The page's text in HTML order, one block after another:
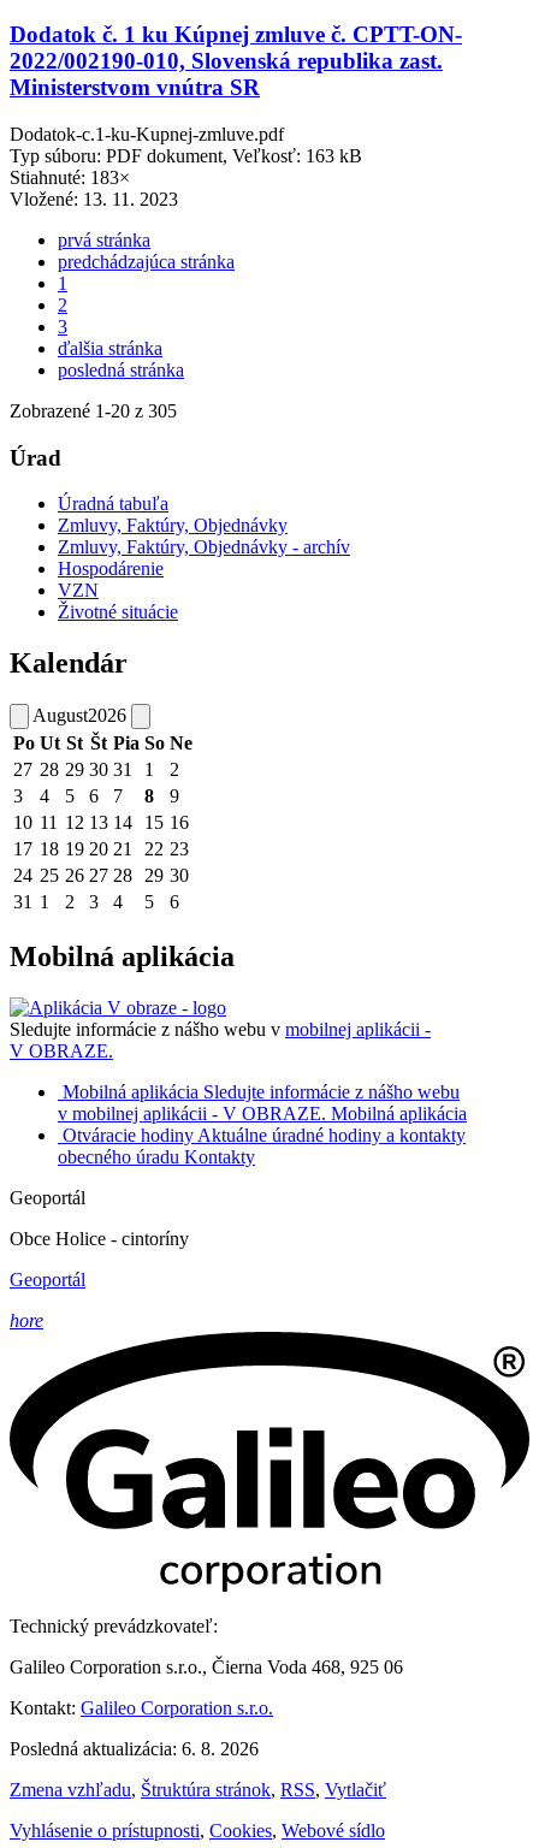
Dodatok č. 1 ku Kúpnej zmluve č. CPTT-ON-
2022/002190-010, Slovenská republika zast.
Ministerstvom vnútra SR
Dodatok-c.1-ku-Kupnej-zmluve.pdf
Typ súboru: PDF dokument, Veľkosť: 163 kB
Stiahnuté: 183×
Vložené: 13. 11. 2023
prvá stránka
predchádzajúca stránka
1
2
3
ďalšia stránka
posledná stránka
Zobrazené 1-20 z 305
Úrad
Úradná tabuľa
Zmluvy, Faktúry, Objednávky
Zmluvy, Faktúry, Objednávky - archív
Hospodárenie
VZN
Životné situácie
Kalendár
August2026
Po Ut St Št Pia So Ne
27 28 29 30 31 1
2
3
4 5 6 7 8
9
10 11 12 13 14 15 16
17 18 19 20 21 22 23
24 25 26 27 28 29 30
31 1 2 3 4 5 6
Mobilná aplikácia
Sledujte informácie z nášho webu v mobilnej aplikácii -
V OBRAZE.
Mobilná aplikácia Sledujte informácie z nášho webu
v mobilnej aplikácii - V OBRAZE. Mobilná aplikácia
Otváracie hodiny Aktuálne úradné hodiny a kontakty
obecného úradu Kontakty
Geoportál
Obce Holice - cintoríny
Geoportál
hore
Technický prevádzkovateľ:
Galileo Corporation s.r.o., Čierna Voda 468, 925 06
Kontakt: Galileo Corporation s.r.o.
Posledná aktualizácia: 6. 8. 2026
Zmena vzhľadu, Štruktúra stránok, RSS, Vytlačiť
Vyhlásenie o prístupnosti, Cookies, Webové sídlo